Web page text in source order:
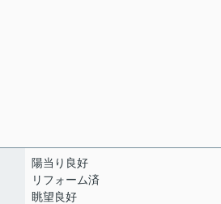
陽当り良好
リフォーム済
眺望良好